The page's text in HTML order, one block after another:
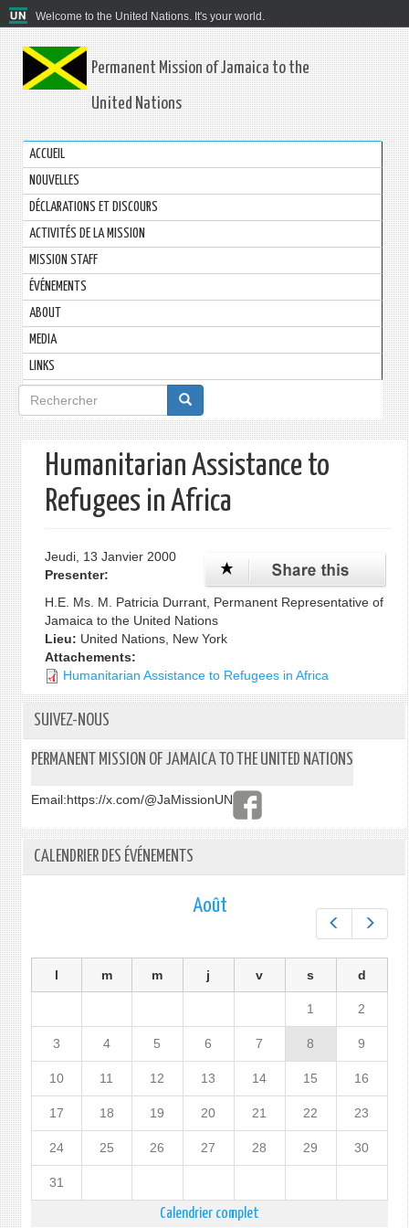
Welcome to the United Nations. It's your world.
Permanent Mission of Jamaica to the
United Nations
ACCUEIL
NOUVELLES
DÉCLARATIONS ET DISCOURS
ACTIVITÉS DE LA MISSION
MISSION STAFF
ÉVÉNEMENTS
ABOUT
MEDIA
LINKS
Formulaire
de
recherche
Humanitarian Assistance to
Refugees in Africa
Jeudi, 13 Janvier 2000
Presenter:
H.E. Ms. M. Patricia Durrant, Permanent Representative of
Jamaica to the United Nations
Lieu: United Nations, New York
Attachements:
Humanitarian Assistance to Refugees in Africa
SUIVEZ-NOUS
PERMANENT MISSION OF JAMAICA TO THE UNITED NATIONS
Email:https://x.com/@JaMissionUN
CALENDRIER DES ÉVÉNEMENTS
Préc.
Août
l m m j v s d
1 2
3 4 5 6 7 8 9
10 11 12 13 14 15 16
17 18 19 20 21 22 23
24 25 26 27 28 29 30
31
Calendrier complet